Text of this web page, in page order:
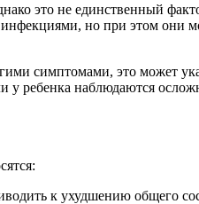
это не единственный
но при этом они
симптомами, это может
ребенка наблюдаются
к ухудшению общего